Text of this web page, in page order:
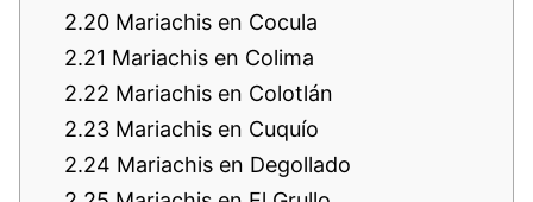
2.20 Mariachis en Cocula
2.21 Mariachis en Colima
2.22 Mariachis en Colotlán
2.23 Mariachis en Cuquío
2.24 Mariachis en Degollado